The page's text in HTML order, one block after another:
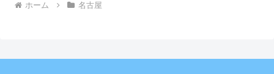
ホーム 名古屋